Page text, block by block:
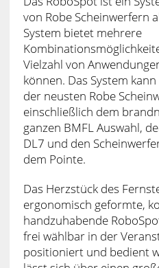
von Robe Scheinwerfern
System bietet mehrere
Vielzahl von
können. Das System
der neusten Robe
einschließlich dem
ganzen BMFL Auswahl,
DL7 und den
dem Pointe.
Das Herzstück des
ergonomisch geformte,
handzuhabende
frei wählbar in der
positioniert und bedient